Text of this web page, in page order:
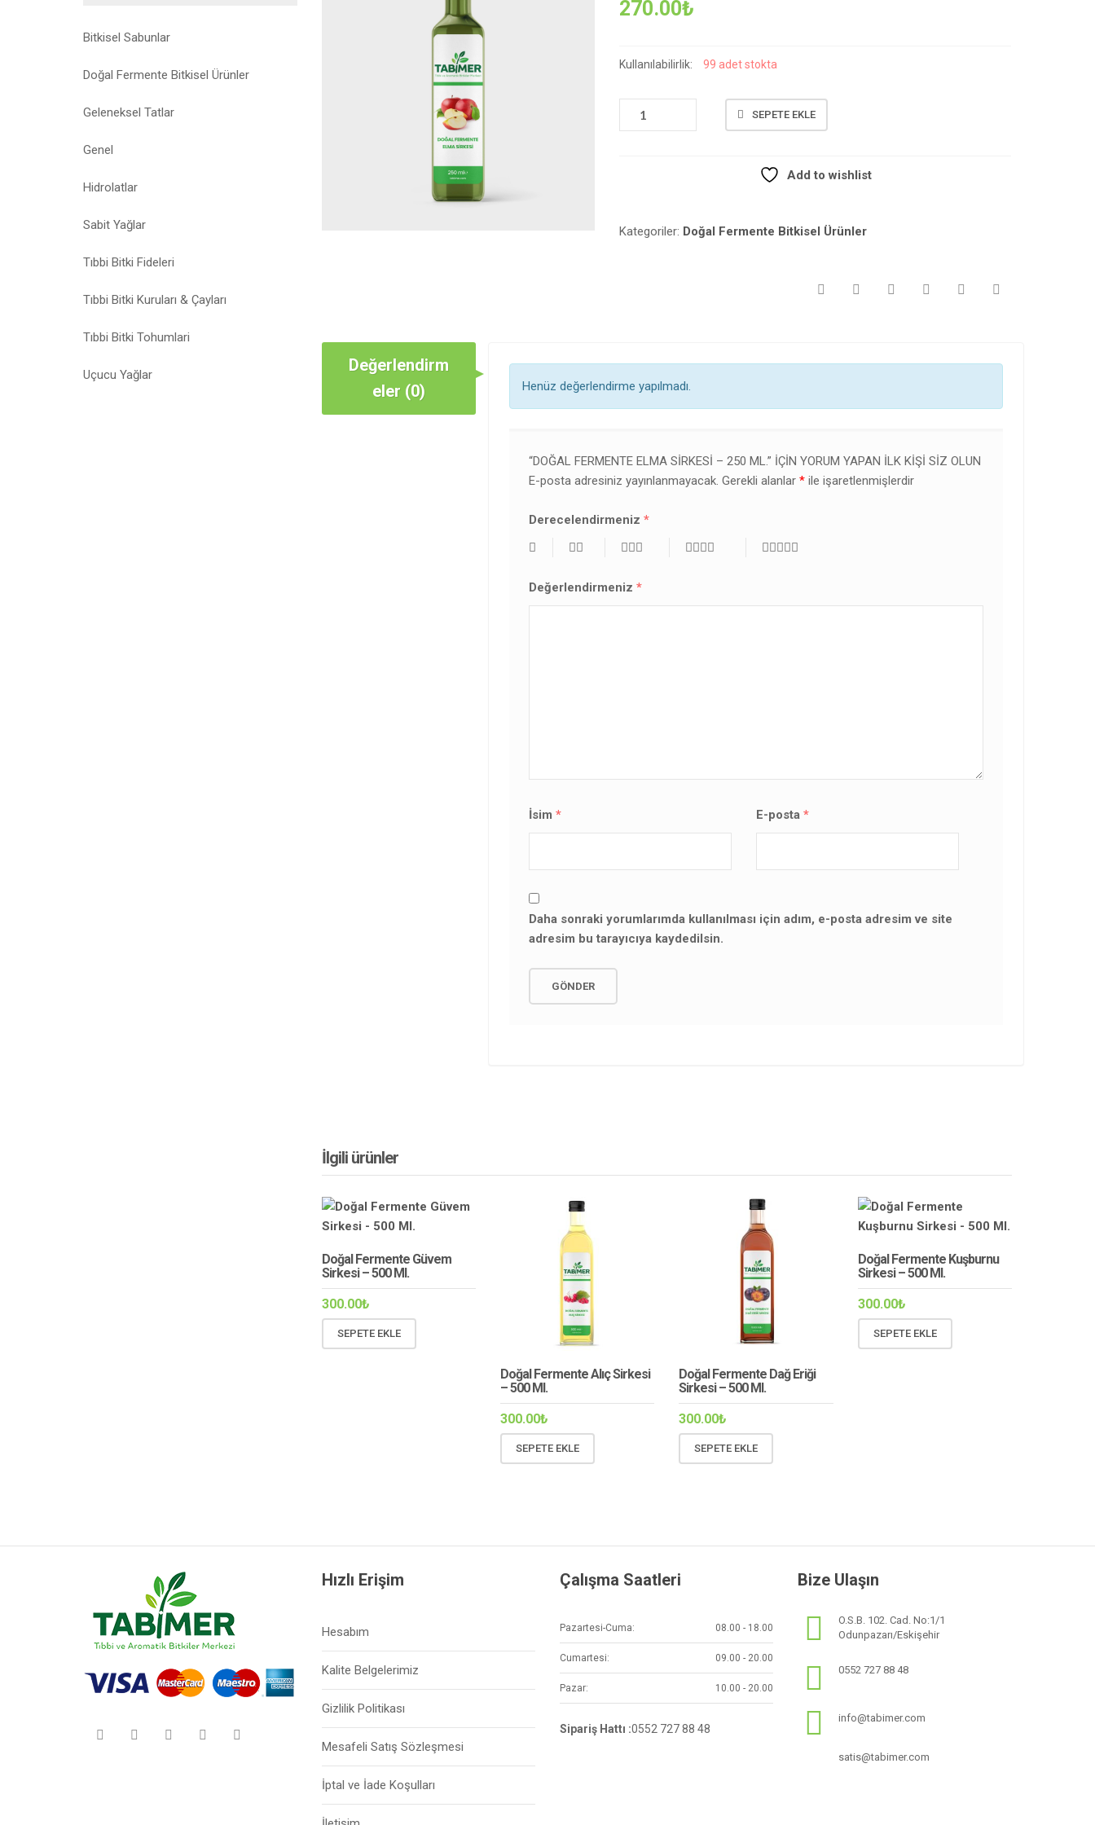
270.00₺
Kullanılabilirlik: 99 adet stokta
ADET
SEPETE EKLE
Add to wishlist
Kategoriler: Doğal Fermente Bitkisel Ürünler
Değerlendirm
eler (0)
Henüz değerlendirme yapılmadı.
“DOĞAL FERMENTE ELMA SIRKESI – 250 ML.” IÇIN YORUM YAPAN ILK KIŞI SIZ OLUN
E-posta adresiniz yayınlanmayacak. Gerekli alanlar* ile işaretlenmişlerdir
Derecelendirmeniz*
Değerlendirmeniz*
İsim* E-posta *
Daha sonraki yorumlarımda kullanılması için adım, e-posta adresim ve site
adresim bu tarayıcıya kaydedilsin.
İlgili ürünler
Doğal Fermente Güvem
Sirkesi – 500 Ml.
300.00₺
SEPETE EKLE
Doğal Fermente Alıç Sirkesi
– 500 Ml.
300.00₺
SEPETE EKLE
Doğal Fermente Dağ Eriği
Sirkesi – 500 Ml.
300.00₺
SEPETE EKLE
Doğal Fermente Kuşburnu
Sirkesi – 500 Ml.
300.00₺
SEPETE EKLE
Bitkisel Sabunlar
Doğal Fermente Bitkisel Ürünler
Geleneksel Tatlar
Genel
Hidrolatlar
Sabit Yağlar
Tıbbi Bitki Fideleri
Tıbbi Bitki Kuruları & Çayları
Tıbbi Bitki Tohumlari
Uçucu Yağlar
Hızlı Erişim
Hesabım
Kalite Belgelerimiz
Gizlilik Politikası
Mesafeli Satış Sözleşmesi
İptal ve İade Koşulları
Çalışma Saatleri
Pazartesi-Cuma: 08.00 - 18.00
Cumartesi: 09.00 - 20.00
Pazar: 10.00 - 20.00
Sipariş Hattı :0552 727 88 48
Bize Ulaşın
O.S.B. 102. Cad. No:1/1
Odunpazarı/Eskişehir
0552 727 88 48
info@tabimer.com
satis@tabimer.com